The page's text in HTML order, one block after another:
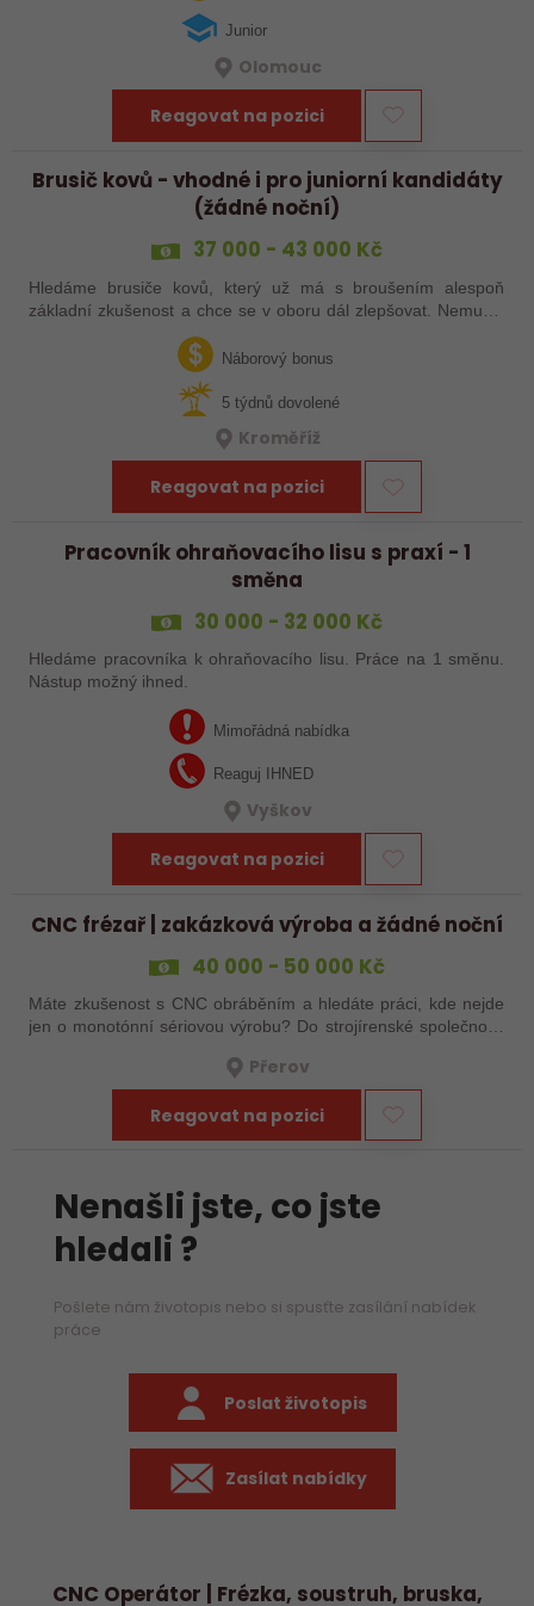
Junior
Olomouc
Reagovat na pozici
Brusič kovů - vhodné i pro juniorní kandidáty
(žádné noční)
37 000 - 43 000 Kč
Hledáme brusiče kovů, který už má s broušením alespoň
základní zkušenost a chce se v oboru dál zlepšovat. Nemusíš
být samostatný specialista s dlouholetou praxí. Důležité je,
abys už někdy pracoval…Náborový bonus
5 týdnů dovolené
Kroměříž
Reagovat na pozici
Pracovník ohraňovacího lisu s praxí - 1
směna
30 000 - 32 000 Kč
Hledáme pracovníka k ohraňovacího lisu. Práce na 1 směnu.
Nástup možný ihned.
Mimořádná nabídka
Reaguj IHNED
Vyškov
Reagovat na pozici
CNC frézař | zakázková výroba a žádné noční
40 000 - 50 000 Kč
Máte zkušenost s CNC obráběním a hledáte práci, kde nejde
jen o monotónní sériovou výrobu? Do strojírenské společnosti
Přerov
Reagovat na pozici
Nenašli jste, co jste
hledali ?
Pošlete nám životopis nebo si spusťte zasílání nabídek
práce
Poslat životopis
Zasílat nabídky
CNC Operátor | Frézka, soustruh, bruska,